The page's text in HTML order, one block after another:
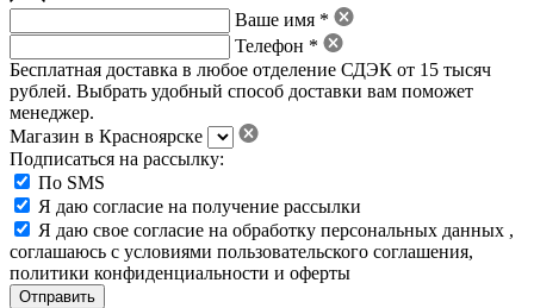
Ваше имя *
Телефон *
Бесплатная доставка в любое отделение СДЭК от 15 тысяч
рублей. Выбрать удобный способ доставки вам поможет
менеджер.
Магазин в Красноярске
Подписаться на рассылку:
По SMS
Я даю согласие на получение рассылки
Я даю свое согласие на обработку персональных данных ,
соглашаюсь с условиями пользовательского соглашения,
политики конфиденциальности и оферты